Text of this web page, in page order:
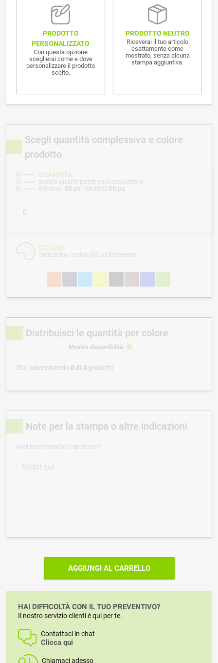
PRODOTTO
PERSONALIZZATO
Con questa opzione
sceglierai come e dove
personalizzare il prodotto
scelto.
PRODOTTO NEUTRO
Riceverai il tuo articolo
esattamente come
mostrato, senza alcuna
stampa aggiuntiva.
Scegli quantità complessiva e colore
prodotto
QUANTITÀ
Indica quanti pezzi vuoi acquistare.
Minimo: 50 pz | Multipli 50 pz
COLORE
Seleziona i colori di tuo interesse.
Distribuisci le quantità per colore
Mostra disponibilità
Stai selezionando 0 di 0 prodotti
Note per la stampa o altre indicazioni
Vuoi raccomandarci qualcosa?
AGGIUNGI AL CARRELLO
HAI DIFFICOLTÀ CON IL TUO PREVENTIVO?
Il nostro servizio clienti è qui per te.
Contattaci in chat
Clicca qui
Chiamaci adesso